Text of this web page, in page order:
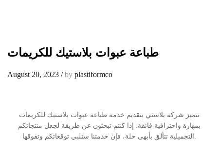
طباعة عبوات بلاستيك للكريمات
August 20, 2023 /by plastiformco
تتميز شركة بلاستي بتقديم خدمة طباعة عبوات بلاستيك للكريمات
بمهارة واحترافية فائقة. إذا كنتم تبحثون عن طريقة لجعل منتجاتكم
التجميلية تتألق بأبهى حلة، فإن خدمتنا ستلبي توقعاتكم وتفوقها.